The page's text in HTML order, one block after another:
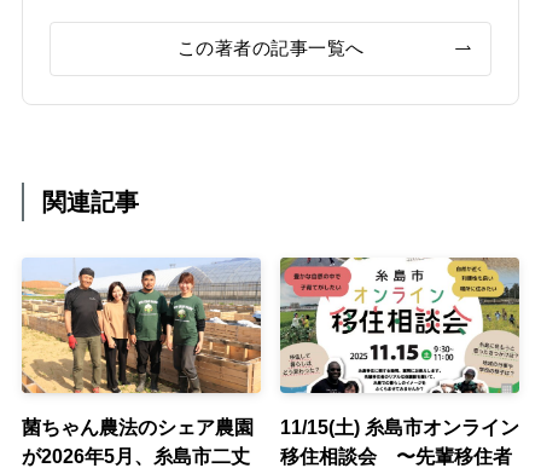
この著者の記事一覧へ
関連記事
菌ちゃん農法のシェア農園
が2026年5月、糸島市二丈
11/15(土) 糸島市オンライン
移住相談会 〜先輩移住者